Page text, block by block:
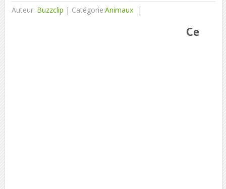
Auteur: Buzzclip | Catégorie:Animaux
Ce